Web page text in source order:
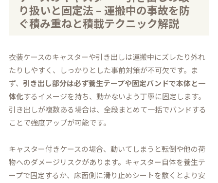
り扱いと固定法 – 運搬中の事故を防
ぐ積み重ねと積載テクニック解説
衣装ケースのキャスターや引き出しは運搬中にズレたり外れ
たりしやすく、しっかりとした事前対策が不可欠です。ま
ず、 引き出し部分は必ず養生テープや固定バンドで本体と一
体化するイメージを持ち、動かないよう丁寧に固定します。
引き出しが複数ある場合は、全段まとめて一括でバンドする
ことで強度アップが可能です。
キャスター付きケースの場合、動いてしまうと転倒や他の荷
物へのダメージリスクがあります。キャスター自体を養生テ
ープで固定するか、床面側に滑り止めシートを敷くとより安